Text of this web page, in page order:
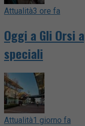
Attualità3 ore fa
Oggi a Gli Orsi
speciali
Attualità1 giorno fa